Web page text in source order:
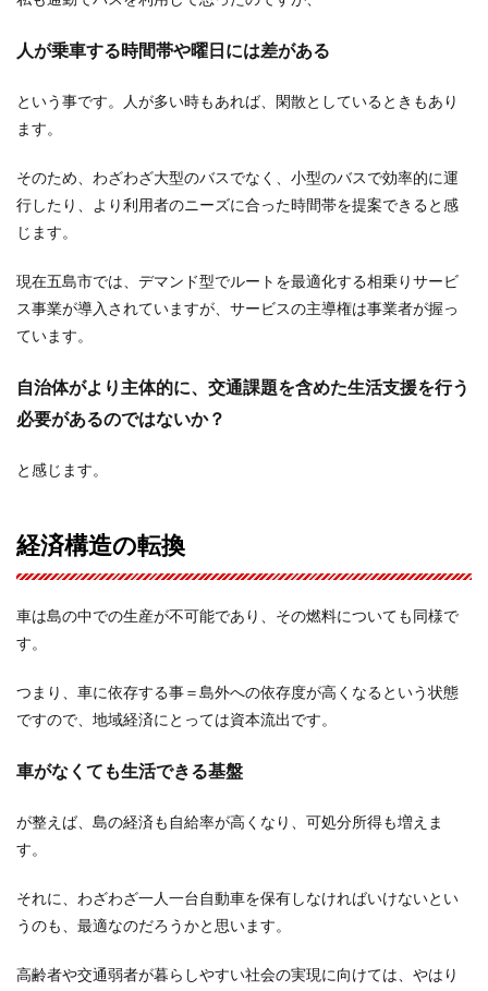
人が乗車する時間帯や曜日には差がある
という事です。人が多い時もあれば、閑散としているときもあり
ます。
そのため、わざわざ大型のバスでなく、小型のバスで効率的に運
行したり、より利用者のニーズに合った時間帯を提案できると感
じます。
現在五島市では、デマンド型でルートを最適化する相乗りサービ
ス事業が導入されていますが、サービスの主導権は事業者が握っ
ています。
自治体がより主体的に、交通課題を含めた生活支援を行う
必要があるのではないか？
と感じます。
経済構造の転換
車は島の中での生産が不可能であり、その燃料についても同様で
す。
つまり、車に依存する事＝島外への依存度が高くなるという状態
ですので、地域経済にとっては資本流出です。
車がなくても生活できる基盤
が整えば、島の経済も自給率が高くなり、可処分所得も増えま
す。
それに、わざわざ一人一台自動車を保有しなければいけないとい
うのも、最適なのだろうかと思います。
高齢者や交通弱者が暮らしやすい社会の実現に向けては、やはり